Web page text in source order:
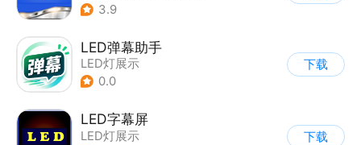
3.9
LED弹幕助手
LED灯展示
0.0
下载
LED字幕屏
LED灯展示
下载